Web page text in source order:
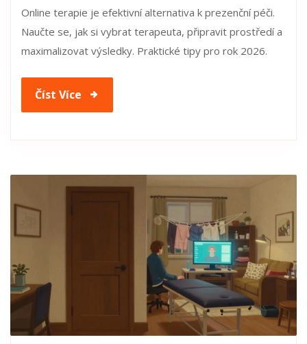
Online terapie je efektivní alternativa k prezenční péči.
Naučte se, jak si vybrat terapeuta, připravit prostředí a
maximalizovat výsledky. Praktické tipy pro rok 2026.
Číst Více